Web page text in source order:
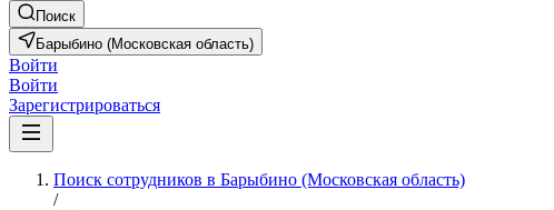
Поиск
Барыбино (Московская область)
Войти
Войти
Зарегистрироваться
Поиск сотрудников в Барыбино (Московская область)
/